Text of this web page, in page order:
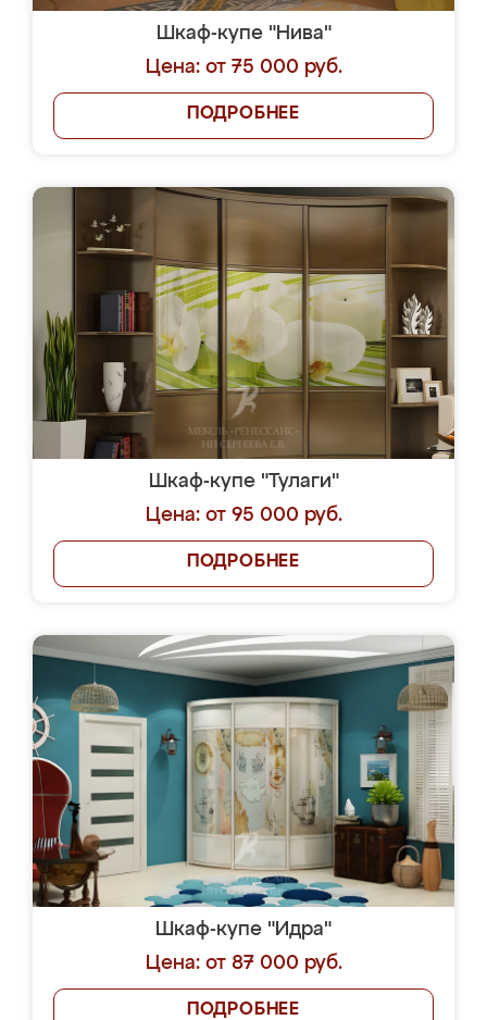
Шкаф-купе "Нива"
Цена: от 75 000 руб.
ПОДРОБНЕЕ
Шкаф-купе "Тулаги"
Цена: от 95 000 руб.
ПОДРОБНЕЕ
Шкаф-купе "Идра"
Цена: от 87 000 руб.
ПОДРОБНЕЕ